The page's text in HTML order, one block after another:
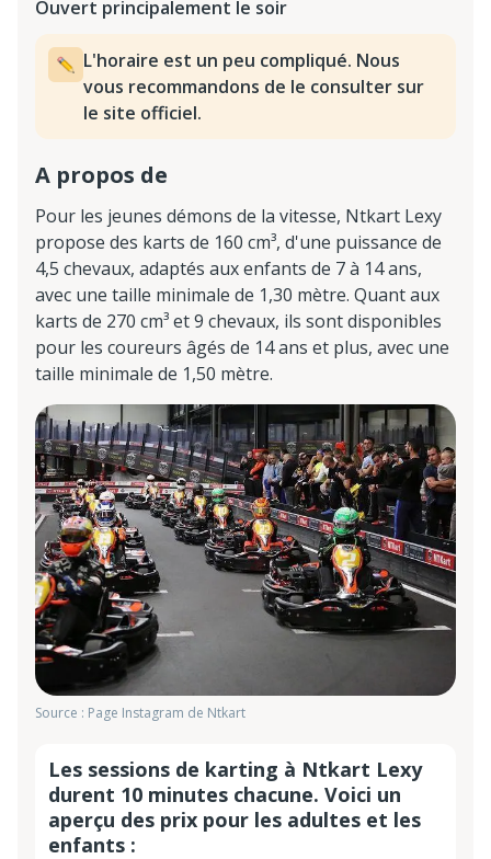
Ouvert principalement le soir
L'horaire est un peu compliqué. Nous
vous recommandons de le consulter sur
le site officiel.
A propos de
Pour les jeunes démons de la vitesse, Ntkart Lexy
propose des karts de 160 cm³, d'une puissance de
4,5 chevaux, adaptés aux enfants de 7 à 14 ans,
avec une taille minimale de 1,30 mètre. Quant aux
karts de 270 cm³ et 9 chevaux, ils sont disponibles
pour les coureurs âgés de 14 ans et plus, avec une
taille minimale de 1,50 mètre.
Source : Page Instagram de Ntkart
Les sessions de karting à Ntkart Lexy
durent 10 minutes chacune. Voici un
aperçu des prix pour les adultes et les
enfants :